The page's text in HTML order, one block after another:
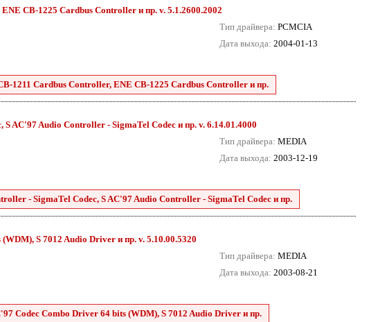
CB-1225 Cardbus Controller и пр. v. 5.1.2600.2002
Тип драйвера: PCMCIA
Дата выхода: 2004-01-13
1211 Cardbus Controller, ENE CB-1225 Cardbus Controller и пр.
AC'97 Audio Controller - SigmaTel Codec и пр. v. 6.14.01.4000
Тип драйвера: MEDIA
Дата выхода: 2003-12-19
- SigmaTel Codec, S AC'97 Audio Controller - SigmaTel Codec и пр.
S 7012 Audio Driver и пр. v. 5.10.00.5320
Тип драйвера: MEDIA
Дата выхода: 2003-08-21
Codec Combo Driver 64 bits (WDM), S 7012 Audio Driver и пр.